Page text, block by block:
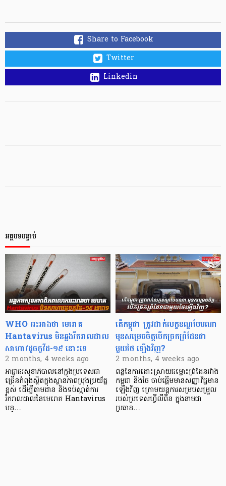
Share to Facebook
Twitter
Linkedin
អត្ថបទបន្ទាប់
WHO អះអាងថា មេរោគ
Hantavirus មិនឆ្លងរីករាលដាល
សាហាវដូចកូវីដ-១៩ នោះទេ
2 months, 4 weeks ago
អាជ្ញាធរសុខាភិបាលនៅក្នុងប្រទេសជា
ច្រើនកំពុងស្ថិតក្នុងស្ថានភាពប្រុងប្រយ័ត្ន
ខ្ពស់ ដើម្បីតាមដាន និងទប់ស្កាត់ការ
រីករាលដាលនៃមេរោគ Hantavirus
បន្…
តើកម្ពុជា ត្រូវដាក់លក្ខខណ្ឌបែបណា
មុនសម្រេចចិត្តបើកច្រកព្រំដែនជា
មួយថៃ ឡើងវិញ?
2 months, 4 weeks ago
ពន្លឺនៃការដោះស្រាយជម្លោះព្រំដែនរវាង
កម្ពុជា និងថៃ ចាប់ផ្តើមមានសញ្ញាវិជ្ជមាន
ឡើងវិញ ក្រោមយន្តការសម្របសម្រួល
របស់ប្រទេសហ្វីលីពីន ក្នុងនាមជា
ប្រធាន…